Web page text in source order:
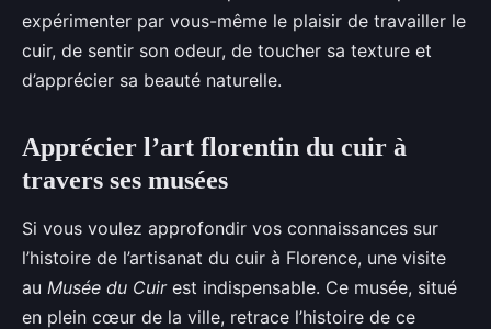
expérimenter par vous-même le plaisir de travailler le
cuir, de sentir son odeur, de toucher sa texture et
d’apprécier sa beauté naturelle.
Apprécier l’art florentin du cuir à
travers ses musées
Si vous voulez approfondir vos connaissances sur
l’histoire de l’artisanat du cuir à Florence, une visite
au Musée du Cuirest indispensable. Ce musée, situé
en plein cœur de la ville, retrace l’histoire de ce